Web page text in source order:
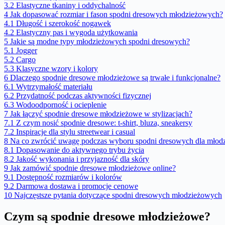
3.2 Elastyczne tkaniny i oddychalność
4 Jak dopasować rozmiar i fason spodni dresowych młodzieżowych?
4.1 Długość i szerokość nogawek
4.2 Elastyczny pas i wygoda użytkowania
5 Jakie są modne typy młodzieżowych spodni dresowych?
5.1 Jogger
5.2 Cargo
5.3 Klasyczne wzory i kolory
6 Dlaczego spodnie dresowe młodzieżowe są trwałe i funkcjonalne?
6.1 Wytrzymałość materiału
6.2 Przydatność podczas aktywności fizycznej
6.3 Wodoodporność i ocieplenie
7 Jak łączyć spodnie dresowe młodzieżowe w stylizacjach?
7.1 Z czym nosić spodnie dresowe: t-shirt, bluza, sneakersy
7.2 Inspiracje dla stylu streetwear i casual
8 Na co zwrócić uwagę podczas wyboru spodni dresowych dla
8.1 Dopasowanie do aktywnego trybu życia
8.2 Jakość wykonania i przyjazność dla skóry
9 Jak zamówić spodnie dresowe młodzieżowe online?
9.1 Dostępność rozmiarów i kolorów
9.2 Darmowa dostawa i promocje cenowe
10 Najczęstsze pytania dotyczące spodni dresowych młodzieżowych
Czym są spodnie dresowe młodzieżowe?